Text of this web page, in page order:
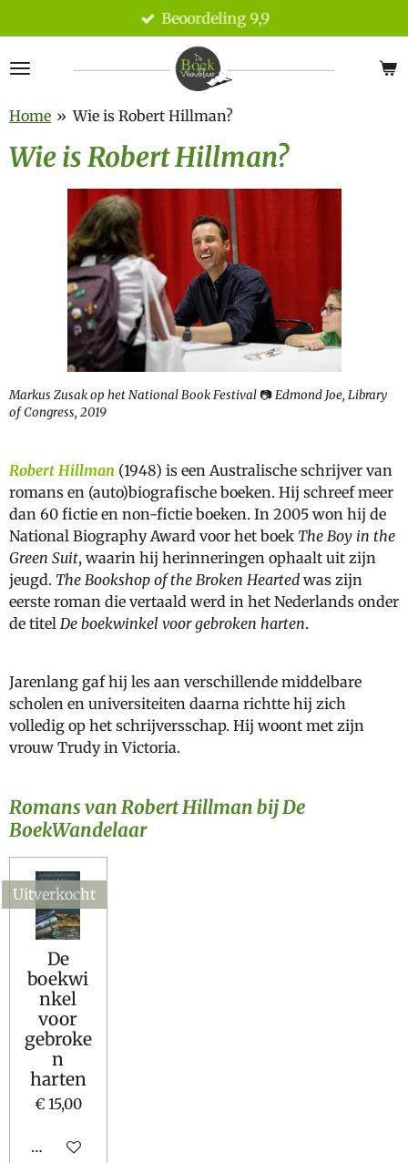
direct
naar
hoofdinhoud
Beoordeling 9,9
Home » Wie is Robert Hillman?
Wie is Robert Hillman?
Markus Zusak op het National Book Festival 📷Edmond Joe, Library
of Congress, 2019
Robert Hillman (1948) is een Australische schrijver van
romans en (auto)biografische boeken. Hij schreef meer
dan 60 fictie en non-fictie boeken. In 2005 won hij de
National Biography Award voor het boek The Boy in the
Green Suit, waarin hij herinneringen ophaalt uit zijn
jeugd. The Bookshop of the Broken Hearted was zijn
eerste roman die vertaald werd in het Nederlands onder
de titel De boekwinkel voor gebroken harten.
Jarenlang gaf hij les aan verschillende middelbare
scholen en universiteiten daarna richtte hij zich
volledig op het schrijversschap. Hij woont met zijn
vrouw Trudy in Victoria.
Romans van Robert Hillman bij De
BoekWandelaar
Uitverkocht
De
boekwi
nkel
voor
gebroke
n
harten
€ 15,00
Houd mij op de hoogte